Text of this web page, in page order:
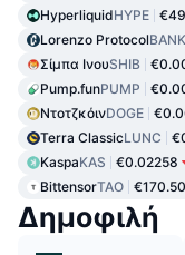
HyperliquidHYPE
Lorenzo ProtocolBANK
Σίμπα ΙνουSHIB
Pump.funPUMP
ΝτοτζκόινDOGE
Terra ClassicLUNC
KaspaKAS €0.02258
BittensorTAO €170.50
Δημοφιλή